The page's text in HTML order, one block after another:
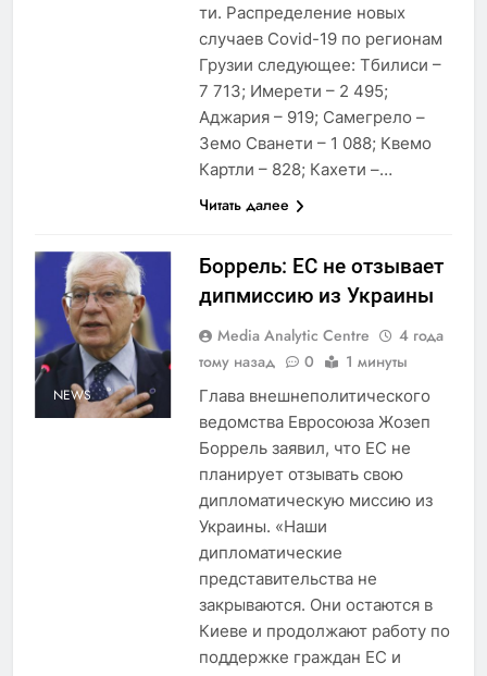
ти. Распределение новых
случаев Covid-19 по регионам
Грузии следующее: Тбилиси –
7 713; Имерети – 2 495;
Аджария – 919; Самегрело –
Земо Сванети – 1 088; Квемо
Картли – 828; Кахети –…
Читать далее
NEWS
Боррель: ЕС не отзывает
дипмиссию из Украины
Media Analytic Centre
4 года
тому назад
0 1 минуты
Глава внешнеполитического
ведомства Евросоюза Жозеп
Боррель заявил, что ЕС не
планирует отзывать свою
дипломатическую миссию из
Украины. «Наши
дипломатические
представительства не
закрываются. Они остаются в
Киеве и продолжают работу по
поддержке граждан ЕС и